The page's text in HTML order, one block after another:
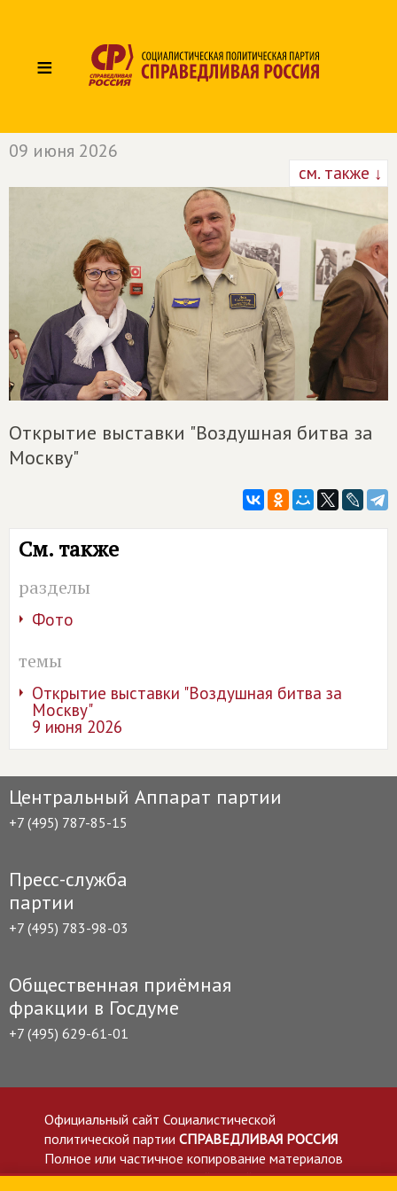
≡
09 июня 2026
см. также ↓
Открытие выставки "Воздушная битва за
Москву"
См. также
разделы
Фото
темы
Открытие выставки "Воздушная битва за
Москву"
9 июня 2026
Центральный Аппарат партии
+7 (495) 787-85-15
Пресс-служба
партии
+7 (495) 783-98-03
Общественная приёмная
фракции в Госдуме
+7 (495) 629-61-01
Официальный сайт Социалистической
политической партии СПРАВЕДЛИВАЯ РОССИЯ
Полное или частичное копирование материалов
приветствуется со ссылкой на сайт spravedlivo.ru